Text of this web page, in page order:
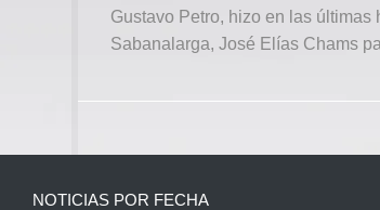
Gustavo Petro, hizo en las últimas
Sabanalarga, José Elías Chams
NOTICIAS POR FECHA